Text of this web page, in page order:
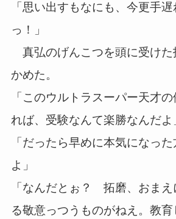
「思い出すもなにも、今更手
っ！」
真弘のげんこつを頭に受けた
かめた。
「このウルトラスーパー天才
れば、受験なんて楽勝なんだよ
「だったら早めに本気になっ
よ」
「なんだとぉ？ 拓磨、おまえ
る敬意っつうものがねえ。教